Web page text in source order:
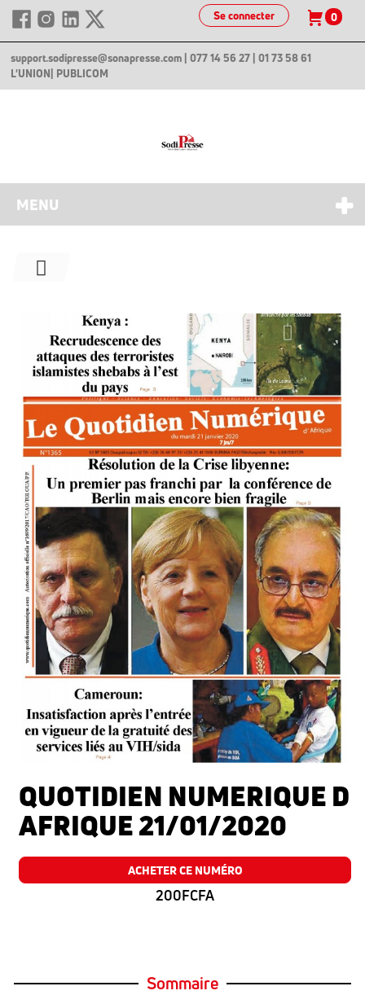
Se connecter 0
support.sodipresse@sonapresse.com | 077 14 56 27 | 01 73 58 61
L'UNION | PUBLICOM
MENU
QUOTIDIEN NUMERIQUE D
AFRIQUE 21/01/2020
ACHETER CE NUMÉRO
200FCFA
Sommaire